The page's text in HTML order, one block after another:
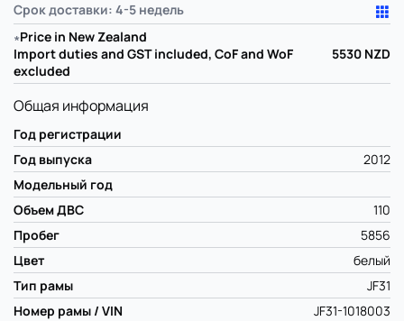
Срок доставки: 4-5 недель
∗Price in New Zealand
Import duties and GST included, CoF and WoF
excluded
5530 NZD
Общая информация
Год регистрации
Год выпуска
2012
Модельный год
Объем ДВС
110
Пробег
5856
Цвет
белый
Тип рамы
JF31
Номер рамы / VIN
JF31-1018003